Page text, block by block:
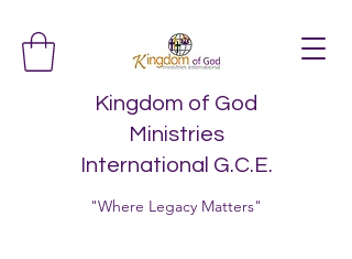
Kingdom of God
Ministries
International G.C.E.
"Where Legacy Matters"